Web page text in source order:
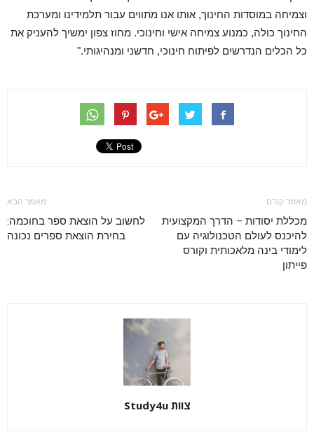
וצמיחה במוסדות החינוך, אותו אנו מתווים עבור תלמידינו ומערכת
החינוך כולה, כמנוע צמיחה אישי וחינוכי. מחוז צפון ימשיך להעניק את
כל הכלים הנדרשים לפיתוח חינוכי, חדשני ומנהיגותי."
מאמר קודם
מכללת יסודות – הדרך המקצועית
להיכנס לעולם הטכנולוגיה עם
לימודי בינה מלאכותית וקורס
פייתון
מאמר הבא
לחשוב על הוצאת ספר בחוכמה:
בחירת הוצאת ספרים נכונה
צוות Study4u